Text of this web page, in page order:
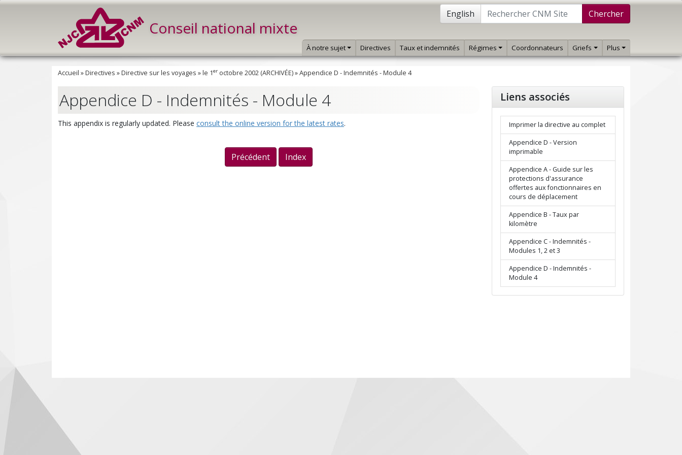
Conseil national mixte
English Chercher
À notre sujet Directives Taux et indemnités Régimes Coordonnateurs Griefs Plus
Accueil »Directives »Directive sur les voyages »le 1er octobre 2002 (ARCHIVÉE)»Appendice D - Indemnités - Module 4
Appendice D - Indemnités - Module 4
This appendix is regularly updated. Please consult the online version for the latest rates.
Précédent Index
Liens associés
Imprimer la directive au complet
Appendice D - Version
imprimable
Appendice A - Guide sur les
protections d'assurance
offertes aux fonctionnaires en
cours de déplacement
Appendice B - Taux par
kilomètre
Appendice C - Indemnités -
Modules 1, 2 et 3
Appendice D - Indemnités -
Module 4